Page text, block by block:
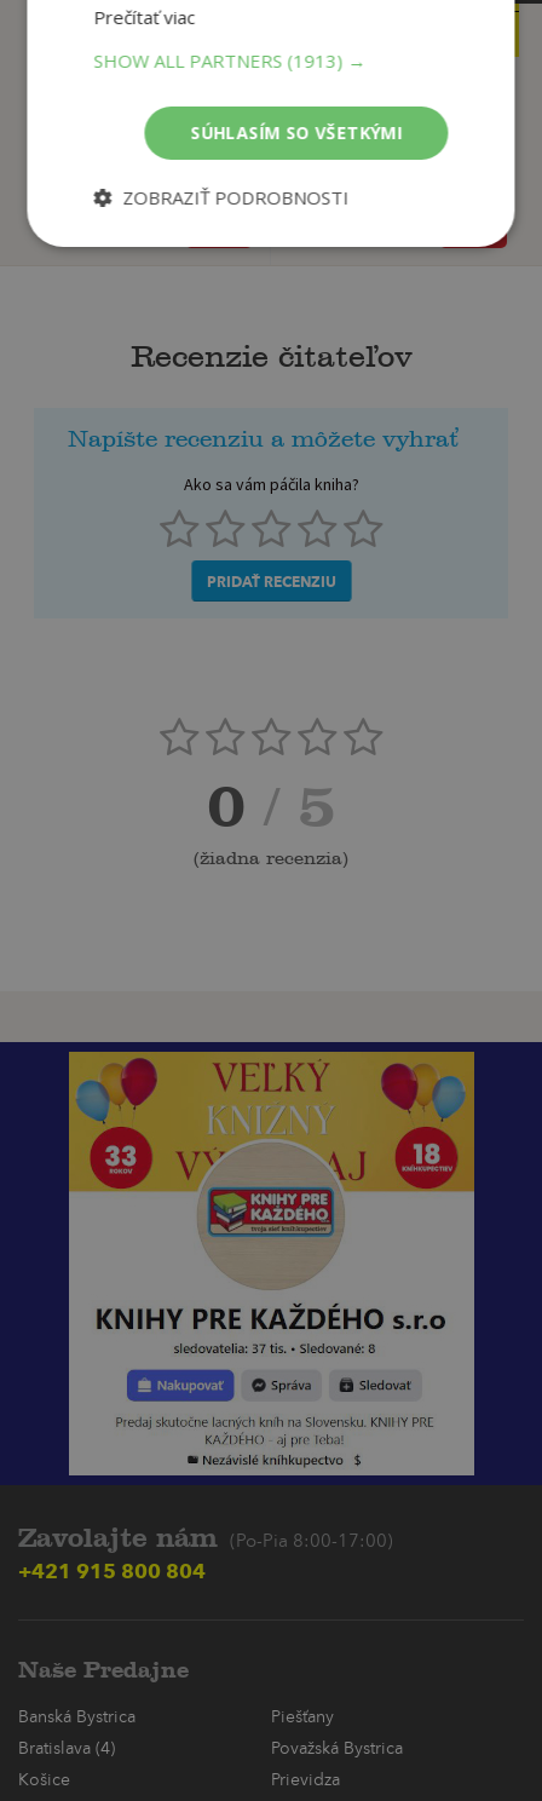
Prečo ľúbim les
Howarth Daniel
Na sklade
Najlepšia mamička na
svete
Recenzie čitateľov
Napíšte recenziu a môžete vyhrať
Ako sa vám páčila kniha?
PRIDAŤ RECENZIU
0 / 5
(žiadna recenzia)
Zavolajte nám (Po-Pia 8:00-17:00)
+421 915 800 804
Naše Predajne
Banská Bystrica
Piešťany
Bratislava (4)
Považská Bystrica
Košice
Prievidza
Prečítať viac
SHOW ALL PARTNERS (1913) →
SÚHLASÍM SO VŠETKÝMI
ZOBRAZIŤ PODROBNOSTI